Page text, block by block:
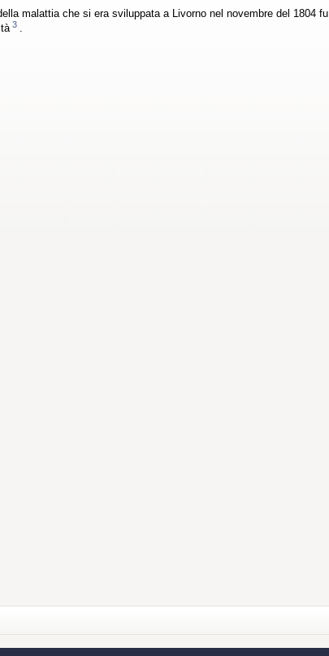
malattia che si era sviluppata a Livorno nel novembre del 1804
3 .